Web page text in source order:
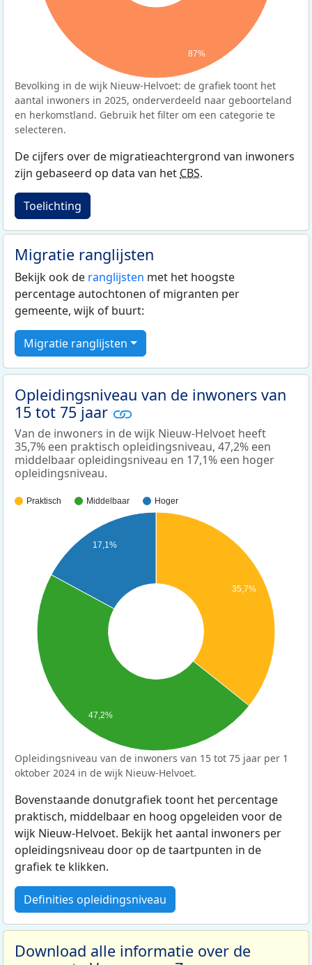
87%
Bevolking in de wijk Nieuw-Helvoet: de grafiek toont het
aantal inwoners in 2025, onderverdeeld naar geboorteland
en herkomstland. Gebruik het filter om een categorie te
selecteren.
De cijfers over de migratieachtergrond van inwoners
zijn gebaseerd op data van het CBS.
Toelichting
Migratie ranglijsten
Bekijk ook de ranglijsten met het hoogste
percentage autochtonen of migranten per
gemeente, wijk of buurt:
Migratie ranglijsten
Opleidingsniveau van de inwoners van
15 tot 75 jaar
Van de inwoners in de wijk Nieuw-Helvoet heeft
35,7% een praktisch opleidingsniveau, 47,2% een
middelbaar opleidingsniveau en 17,1% een hoger
opleidingsniveau.
Praktisch Middelbaar Hoger
35,7%
17,1%
47,2%
Opleidingsniveau van de inwoners van 15 tot 75 jaar per 1
oktober 2024 in de wijk Nieuw-Helvoet.
Bovenstaande donutgrafiek toont het percentage
praktisch, middelbaar en hoog opgeleiden voor de
wijk Nieuw-Helvoet. Bekijk het aantal inwoners per
opleidingsniveau door op de taartpunten in de
grafiek te klikken.
Definities opleidingsniveau
Download alle informatie over de